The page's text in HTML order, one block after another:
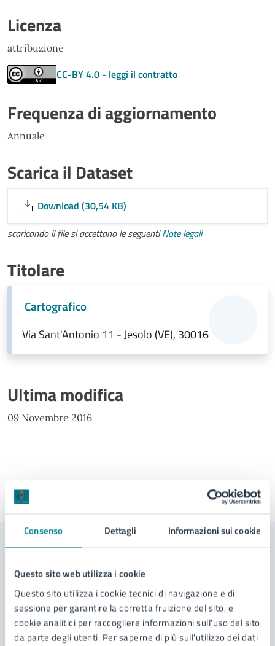
Consenso Dettagli Informazioni sui cookie
Questo sito web utilizza i cookie
Questo sito utilizza i cookie tecnici di navigazione e di
sessione per garantire la corretta fruizione del sito, e
cookie analitici per raccogliere informazioni sull'uso del sito
da parte degli utenti. Per saperne di più sull'utilizzo dei dati
Licenza
attribuzione
CC-BY 4.0 - leggi il contratto
Frequenza di aggiornamento
Annuale
Scarica il Dataset
Download (30,54 KB)
scaricando il file si accettano le seguentiNote legali
Titolare
Cartografico
Via Sant'Antonio 11 - Jesolo (VE), 30016
Ultima modifica
09 Novembre 2016
Ultimo aggiornamento:
Servizi
Richiesta di accesso agli atti per pratiche